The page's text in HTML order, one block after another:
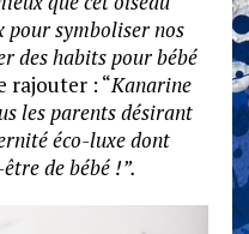
pour symboliser nos
des habits pour bébé
rajouter : “Kanarine
les parents désirant
éco-luxe dont
de bébé !”.